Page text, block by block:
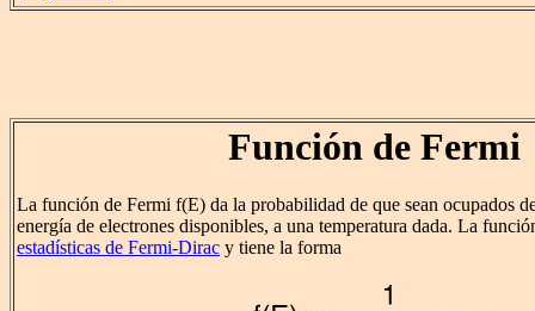
Función de Fermi
La función de Fermi f(E) da la probabilidad de que sean ocupados
energía de electrones disponibles, a una temperatura dada. La
estadísticas de Fermi-Dirac y tiene la forma